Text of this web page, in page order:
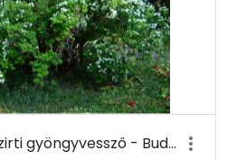
Spiraea media - Szirti gyöngyvessző - Budai Arborétum